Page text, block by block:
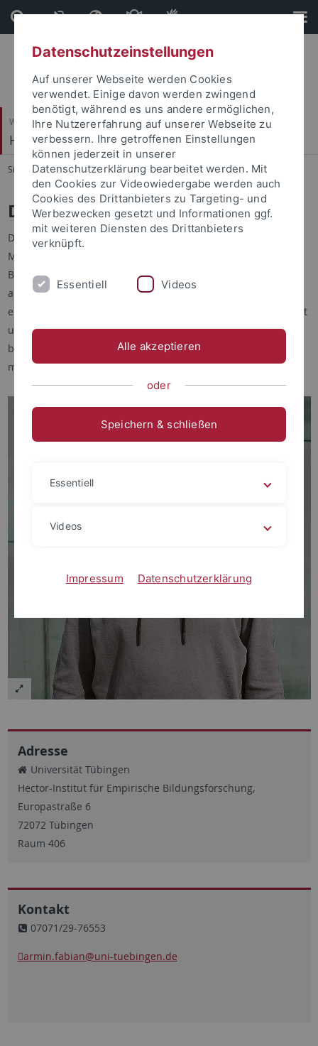
Direkt
zum
Inhalt
Direkt
zur
Fußleiste
Wirtschafts- und Sozialwissenschaftliche Fakultät
Hector-Institut für Empirische Bildungsforschung
Sie sind hier: Startseite ... Personen
Dr. Armin Fabian
Dr. Armin Fabian ist seit Februar 2024 wissenschaftlicher
Mitarbieter (Post-Doc) am Hector-Institut für Empirische
Bildungsforschung. Er arbeitet im Projekt ALIFE, in dem
adaptive, innovative Onlinefortbildungen für Lehrkräfte
entwickelt und evaluiert werden. Sein Forschungsschwerpunkt
umfasst den Einsatz digitaler Medien im Fachunterricht mit
besonderem Fokus auf technologiebezogenes,
mathematikdidaktisches Professionswissen von Lehrkräften.
Adresse
Universität Tübingen
Hector-Institut für Empirische Bildungsforschung,
Europastraße 6
72072 Tübingen
Raum 406
Kontakt
07071/29-76553
armin.fabian@uni-tuebingen.de
Datenschutzeinstellungen
Auf unserer Webseite werden Cookies
verwendet. Einige davon werden zwingend
benötigt, während es uns andere ermöglichen,
Ihre Nutzererfahrung auf unserer Webseite zu
verbessern. Ihre getroffenen Einstellungen
können jederzeit in unserer
Datenschutzerklärung bearbeitet werden. Mit
den Cookies zur Videowiedergabe werden auch
Cookies des Drittanbieters zu Targeting- und
Werbezwecken gesetzt und Informationen ggf.
mit weiteren Diensten des Drittanbieters
verknüpft.
Essentiell Videos
Alle akzeptieren
oder
Speichern & schließen
Essentiell
Videos
Impressum Datenschutzerklärung